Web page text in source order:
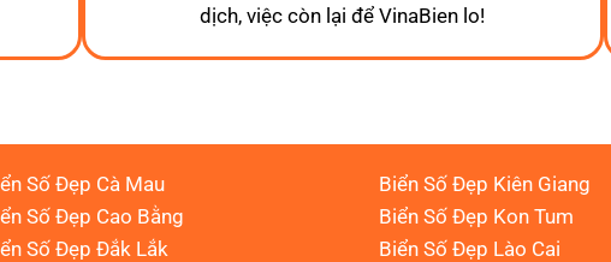
dịch, việc còn lại để VinaBien lo!
Số Đẹp Cà Mau
Số Đẹp Cao Bằng
Số Đẹp Đắk Lắk
Biển Số Đẹp Kiên Giang
Biển Số Đẹp Kon Tum
Biển Số Đẹp Lào Cai